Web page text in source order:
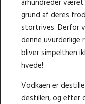
århundreder været
grund af deres
stortrives. Derfor
denne uvurderlige
bliver simpelthen
hvede!
Vodkaen er
destilleri, og efter